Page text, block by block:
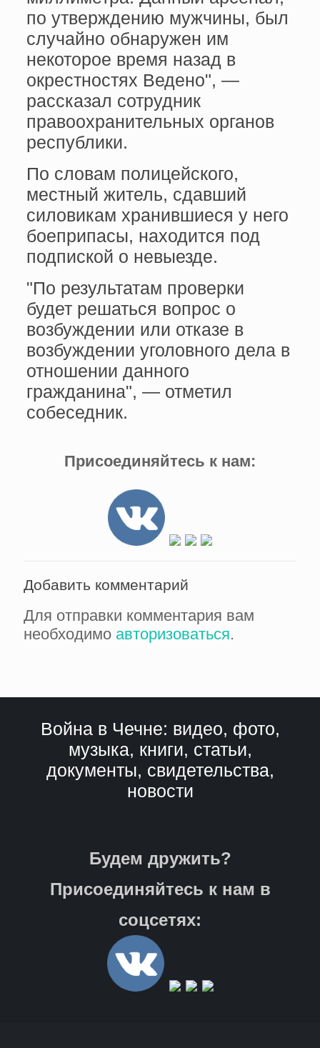
по утверждению мужчины, был
случайно обнаружен им
некоторое время назад в
окрестностях Ведено", —
рассказал сотрудник
правоохранительных органов
республики.
По словам полицейского,
местный житель, сдавший
силовикам хранившиеся у него
боеприпасы, находится под
подпиской о невыезде.
"По результатам проверки
будет решаться вопрос о
возбуждении или отказе в
возбуждении уголовного дела в
отношении данного
гражданина", — отметил
собеседник.
Присоединяйтесь к нам:
Добавить комментарий
Для отправки комментария вам
необходимо авторизоваться.
Война в Чечне: видео, фото,
музыка, книги, статьи,
документы, свидетельства,
новости
Будем дружить?
Присоединяйтесь к нам в
соцсетях: